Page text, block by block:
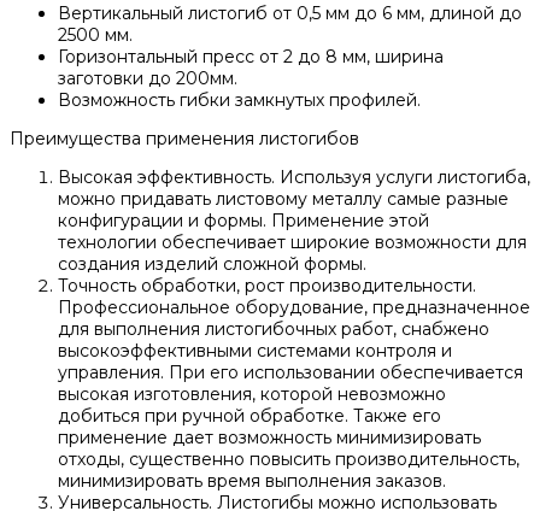
Вертикальный листогиб от 0,5 мм до 6 мм, длиной до
2500 мм.
Горизонтальный пресс от 2 до 8 мм, ширина
заготовки до 200мм.
Возможность гибки замкнутых профилей.
Преимущества применения листогибов
Высокая эффективность. Используя услуги листогиба,
можно придавать листовому металлу самые разные
конфигурации и формы. Применение этой
технологии обеспечивает широкие возможности для
создания изделий сложной формы.
Точность обработки, рост производительности.
Профессиональное оборудование, предназначенное
для выполнения листогибочных работ, снабжено
высокоэффективными системами контроля и
управления. При его использовании обеспечивается
высокая изготовления, которой невозможно
добиться при ручной обработке. Также его
применение дает возможность минимизировать
отходы, существенно повысить производительность,
минимизировать время выполнения заказов.
Универсальность. Листогибы можно использовать